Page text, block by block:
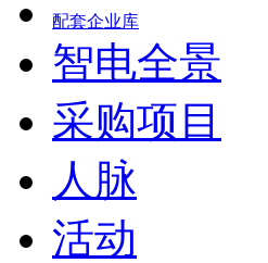
配套企业库
智电全景
采购项目
人脉
活动